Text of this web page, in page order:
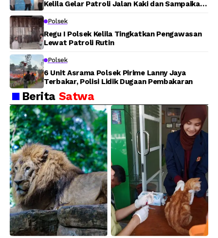
Kelila Gelar Patroli Jalan Kaki dan Sampaikan
Polsek
Regu I Polsek Kelila Tingkatkan Pengawasan
Lewat Patroli Rutin
Polsek
6 Unit Asrama Polsek Pirime Lanny Jaya
Terbakar, Polisi Lidik Dugaan Pembakaran
Berita Satwa